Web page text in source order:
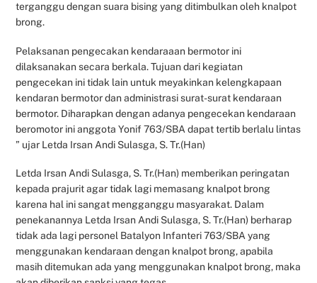
terganggu dengan suara bising yang ditimbulkan oleh knalpot
brong.
Pelaksanan pengecakan kendaraaan bermotor ini
dilaksanakan secara berkala. Tujuan dari kegiatan
pengecekan ini tidak lain untuk meyakinkan kelengkapaan
kendaran bermotor dan administrasi surat-surat kendaraan
bermotor. Diharapkan dengan adanya pengecekan kendaraan
beromotor ini anggota Yonif 763/SBA dapat tertib berlalu lintas
” ujar Letda Irsan Andi Sulasga, S. Tr.(Han)
Letda Irsan Andi Sulasga, S. Tr.(Han) memberikan peringatan
kepada prajurit agar tidak lagi memasang knalpot brong
karena hal ini sangat mengganggu masyarakat. Dalam
penekanannya Letda Irsan Andi Sulasga, S. Tr.(Han) berharap
tidak ada lagi personel Batalyon Infanteri 763/SBA yang
menggunakan kendaraan dengan knalpot brong, apabila
masih ditemukan ada yang menggunakan knalpot brong, maka